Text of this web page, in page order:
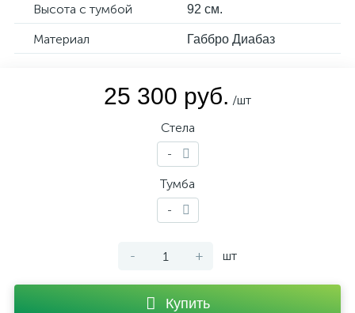
Высота с тумбой 92 см.
Материал Габбро Диабаз
25 300 руб. /шт
Стела
-
Тумба
-
- + шт
Купить